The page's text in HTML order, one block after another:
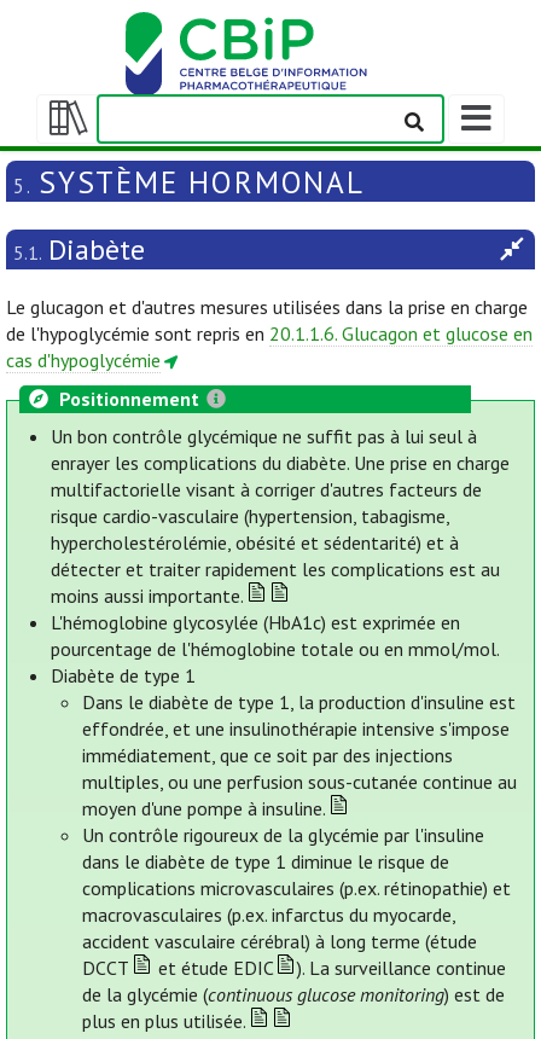
Afficher/masquer
la
table
matières
Afficher/
la
barre
navigation
5. SYSTÈME HORMONAL
5.1. Diabète
Le glucagon et d'autres mesures utilisées dans la prise en charge
de l'hypoglycémie sont repris en 20.1.1.6. Glucagon et glucose en
cas d'hypoglycémie
Positionnement
Un bon contrôle glycémique ne suffit pas à lui seul à
enrayer les complications du diabète. Une prise en charge
multifactorielle visant à corriger d'autres facteurs de
risque cardio-vasculaire (hypertension, tabagisme,
hypercholestérolémie, obésité et sédentarité) et à
détecter et traiter rapidement les complications est au
moins aussi importante.
L'hémoglobine glycosylée (HbA1c) est exprimée en
pourcentage de l'hémoglobine totale ou en mmol/mol.
Diabète de type 1
Dans le diabète de type 1, la production d'insuline est
effondrée, et une insulinothérapie intensive s'impose
immédiatement, que ce soit par des injections
multiples, ou une perfusion sous-cutanée continue au
moyen d'une pompe à insuline.
Un contrôle rigoureux de la glycémie par l'insuline
dans le diabète de type 1 diminue le risque de
complications microvasculaires (p.ex. rétinopathie) et
macrovasculaires (p.ex. infarctus du myocarde,
accident vasculaire cérébral) à long terme (étude
DCCT
et étude EDIC
). La surveillance continue
de la glycémie (continuous glucose monitoring) est de
plus en plus utilisée.